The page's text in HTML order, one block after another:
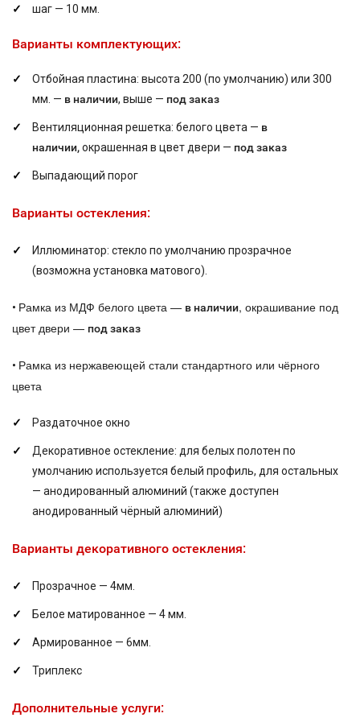
шаг — 10 мм.
Варианты комплектующих:
Отбойная пластина: высота 200 (по умолчанию) или 300
мм. — в наличии, выше — под заказ
Вентиляционная решетка: белого цвета — в
наличии,окрашенная в цвет двери — под заказ
Выпадающий порог
Варианты остекления:
Иллюминатор: стекло по умолчанию прозрачное
(возможна установка матового).
• Рамка из МДФ белого цвета — в наличии, окрашивание под
цвет двери — под заказ
• Рамка из нержавеющей стали стандартного или чёрного
цвета
Раздаточное окно
Декоративное остекление: для белых полотен по
умолчанию используется белый профиль, для остальных
— анодированный алюминий (также доступен
анодированный чёрный алюминий)
Варианты декоративного остекления:
Прозрачное — 4мм.
Белое матированное — 4 мм.
Армированное — 6мм.
Триплекс
Дополнительные услуги: